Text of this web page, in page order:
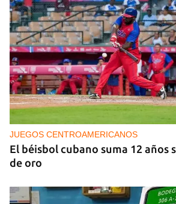
PODCAST
Cafecito informativo del viernes
2026
JUEGOS CENTROAMERICANOS
El béisbol cubano suma 12 años
de oro